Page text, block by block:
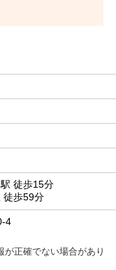
徒歩15分
徒歩59分
4
が正確でない場合があり